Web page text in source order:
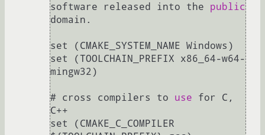
software released into the public
domain.
set (CMAKE_SYSTEM_NAME Windows)
set (TOOLCHAIN_PREFIX x86_64-w64-
mingw32)
# cross compilers to use for C,
C++
set (CMAKE_C_COMPILER